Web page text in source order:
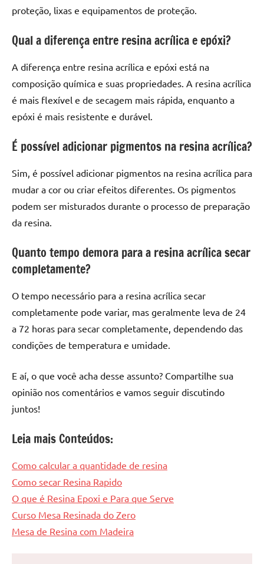
proteção, lixas e equipamentos de proteção.
Qual a diferença entre resina acrílica e epóxi?
A diferença entre resina acrílica e epóxi está na
composição química e suas propriedades. A resina acrílica
é mais flexível e de secagem mais rápida, enquanto a
epóxi é mais resistente e durável.
É possível adicionar pigmentos na resina acrílica?
Sim, é possível adicionar pigmentos na resina acrílica para
mudar a cor ou criar efeitos diferentes. Os pigmentos
podem ser misturados durante o processo de preparação
da resina.
Quanto tempo demora para a resina acrílica secar
completamente?
O tempo necessário para a resina acrílica secar
completamente pode variar, mas geralmente leva de 24
a 72 horas para secar completamente, dependendo das
condições de temperatura e umidade.
E aí, o que você acha desse assunto? Compartilhe sua
opinião nos comentários e vamos seguir discutindo
juntos!
Leia mais Conteúdos:
Como calcular a quantidade de resina
Como secar Resina Rapido
O que é Resina Epoxi e Para que Serve
Curso Mesa Resinada do Zero
Mesa de Resina com Madeira